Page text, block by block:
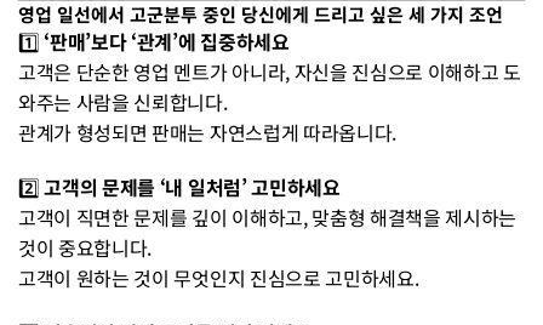
영업 일선에서 고군분투 중인 당신에게 드리고 싶은 세 가지 조언
1️⃣ ‘판매’보다 ‘관계’에 집중하세요
고객은 단순한 영업 멘트가 아니라, 자신을 진심으로 이해하고 도
와주는 사람을 신뢰합니다.
관계가 형성되면 판매는 자연스럽게 따라옵니다.
2️⃣ 고객의 문제를 ‘내 일처럼’ 고민하세요
고객이 직면한 문제를 깊이 이해하고, 맞춤형 해결책을 제시하는
것이 중요합니다.
고객이 원하는 것이 무엇인지 진심으로 고민하세요.